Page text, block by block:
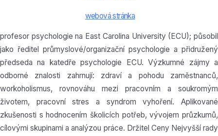
webová stránka
profesor psychologie na East Carolina University (ECU); působil
jako ředitel průmyslové/organizační psychologie a přidružený
předseda na katedře psychologie ECU. Výzkumné zájmy a
odborné znalosti zahrnují: zdraví a pohodu zaměstnanců,
workoholismus, rovnováhu mezi pracovním a soukromým
životem, pracovní stres a syndrom vyhoření. Aplikované
zkušenosti s hodnocením školicích potřeb, vývojem průzkumů,
cílovými skupinami a analýzou práce. Držitel Ceny Nejvyšší rady